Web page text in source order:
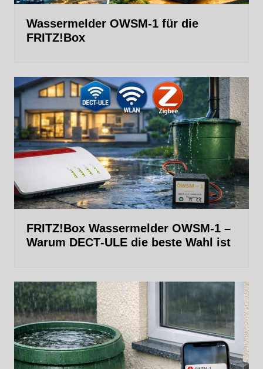
Wassermelder OWSM‑1 für die
FRITZ!Box
FRITZ!Box Wassermelder OWSM-1 –
Warum DECT‑ULE die beste Wahl ist